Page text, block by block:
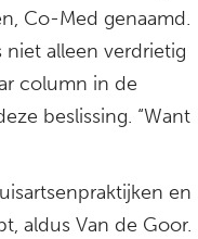
Co-Med genaamd.
niet alleen verdrietig
column in de
beslissing. “Want
en
aldus Van de Goor.